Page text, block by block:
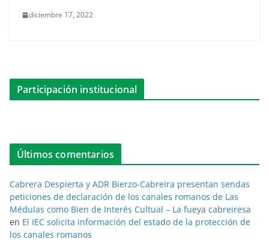
diciembre 17, 2022
Participación institucional
Últimos comentarios
Cabrera Despierta y ADR Bierzo-Cabreira presentan sendas
peticiones de declaración de los canales romanos de Las
Médulas como Bien de Interés Cultual – La fueya cabreiresa
en El IEC solicita información del estado de la protección de
los canales romanos